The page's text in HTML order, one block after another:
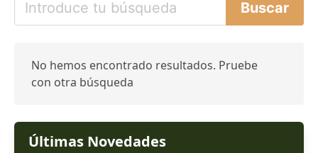
No hemos encontrado resultados. Pruebe
con otra búsqueda
Últimas Novedades